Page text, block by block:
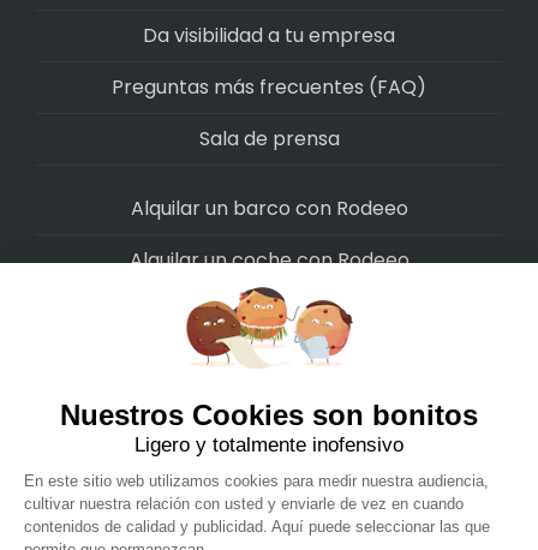
Da visibilidad a tu empresa
Preguntas más frecuentes (FAQ)
Sala de prensa
Alquilar un barco con Rodeeo
Alquilar un coche con Rodeeo
Alquilar una moto con Rodeeo
Alquilar una scooter con Rodeeo
Alquilar una bicicleta con Rodeeo